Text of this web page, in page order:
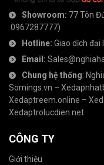
Showroom: 77 Tôn
0967287777)
Hotline: Giao dịch đại
Email:
Chung hệ thống:
Somings.vn –
Xedaptreem.online –
Xedaptrolucdien.net
CÔNG TY
Giới thiệu